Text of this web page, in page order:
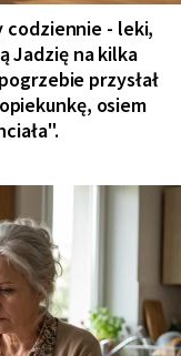
codziennie - leki,
Jadzię na kilka
przysłał
osiem